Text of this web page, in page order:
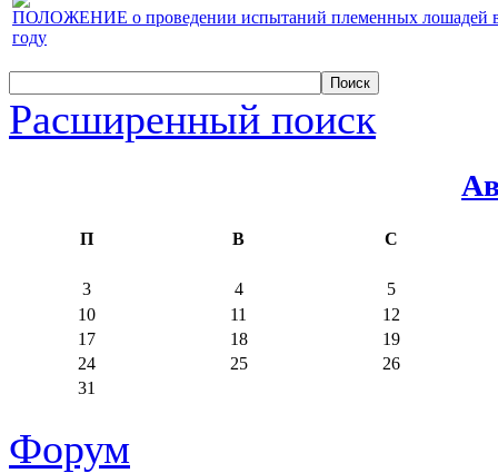
ПОЛОЖЕНИЕ о проведении испытаний племенных лошадей
году
Расширенный поиск
П В С
3 4
5
10
11
12
17
18
19
24
25
26
31
Форум